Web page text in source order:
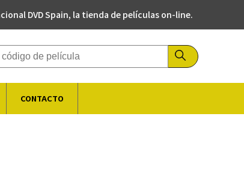
DVD Spain, la tienda de películas on-line.
Buscador de productos
CONTACTO